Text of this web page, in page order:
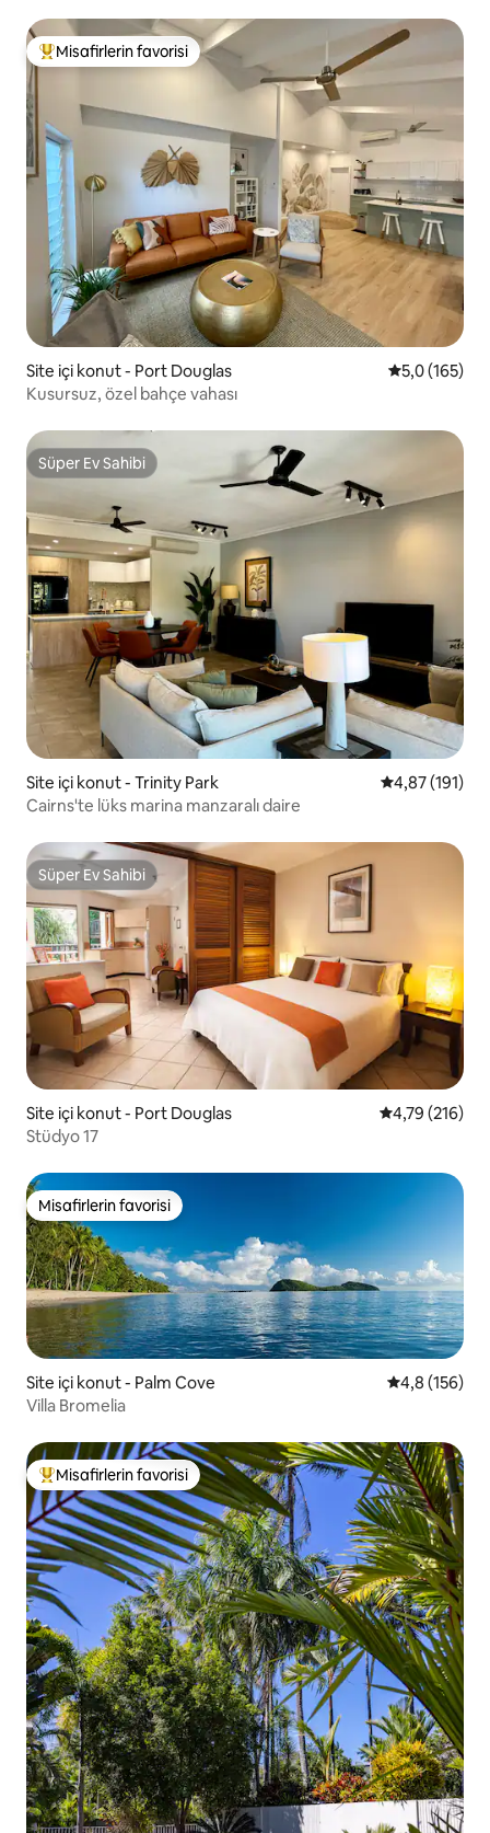
Misafirlerin favorilerinden en beğenilenler arasında
Misafirlerin favorisi
Site içi konut - Port Douglas 5 üzerinden
5,0 (165)
Kusursuz, özel bahçe vahası
Süper Ev Sahibi
Süper Ev Sahibi
Site içi konut - Trinity Park 5 üzerinden
4,87 (191)
Cairns'te lüks marina manzaralı daire
Süper Ev Sahibi
Süper Ev Sahibi
Site içi konut - Port Douglas 5 üzerinden
4,79 (216)
Stüdyo 17
Misafirlerin favorisi
Misafirlerin favorisi
Site içi konut - Palm Cove 5 üzerinden
4,8 (156)
Villa Bromelia
Misafirlerin favorilerinden en beğenilenler arasında
Misafirlerin favorisi